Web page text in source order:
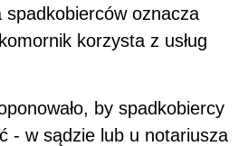
spadkobierców oznacza
korzysta z usług
by spadkobiercy
- w sądzie lub u notariusza